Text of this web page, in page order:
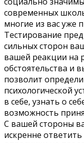
современных
многие из вас уже
Тестирование
сильных сторон
вашей реакции на
обстоятельства и
позволит
психологической
в себе, узнать о
возможность
С вашей стороны
искренне